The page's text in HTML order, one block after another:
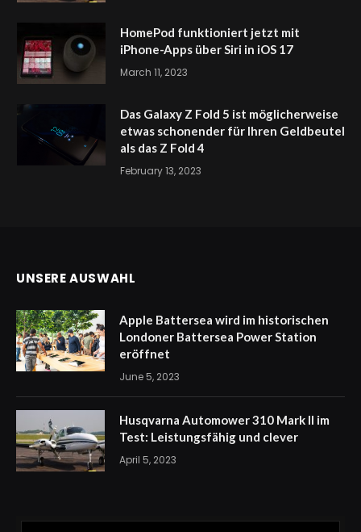
HomePod funktioniert jetzt mit
iPhone-Apps über Siri in iOS 17
March 11, 2023
Das Galaxy Z Fold 5 ist möglicherweise
etwas schonender für Ihren Geldbeutel
als das Z Fold 4
February 13, 2023
UNSERE AUSWAHL
Apple Battersea wird im historischen
Londoner Battersea Power Station
eröffnet
June 5, 2023
Husqvarna Automower 310 Mark II im
Test: Leistungsfähig und clever
April 5, 2023